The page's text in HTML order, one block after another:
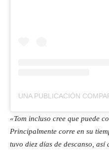
«Tom incluso cree que puede
Principalmente corre en su
tuvo diez días de descanso, así